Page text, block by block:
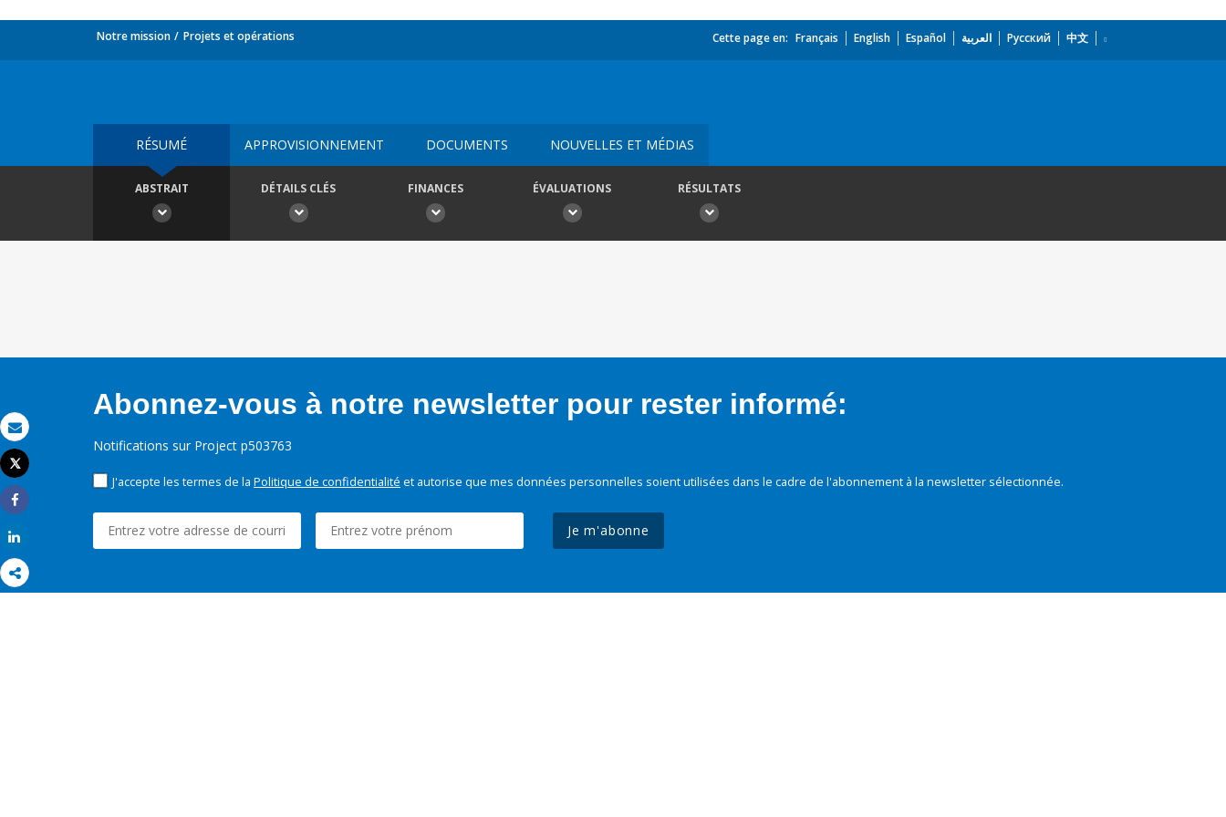
Email
Imprimer
Tweet
Share
Notre mission Projets et opérations Cette page en: Français English Español العربية Русский 中文
RÉSUMÉ APPROVISIONNEMENT DOCUMENTS NOUVELLES ET MÉDIAS
ABSTRAIT DÉTAILS CLÉS FINANCES ÉVALUATIONS RÉSULTATS
Abonnez-vous à notre newsletter pour rester informé:
Notifications sur Project p503763
J'accepte les termes de la Politique de confidentialité et autorise que mes données personnelles soient utilisées dans le cadre de l'abonnement à la newsletter sélectionnée.
Je m'abonne